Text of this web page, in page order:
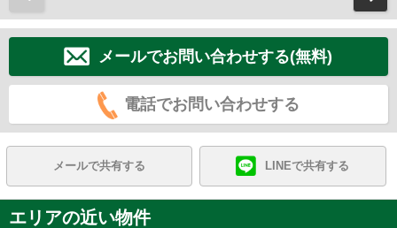
メールでお問い合わせする(無料)
電話でお問い合わせする
メールで共有する LINEで共有する
エリアの近い物件